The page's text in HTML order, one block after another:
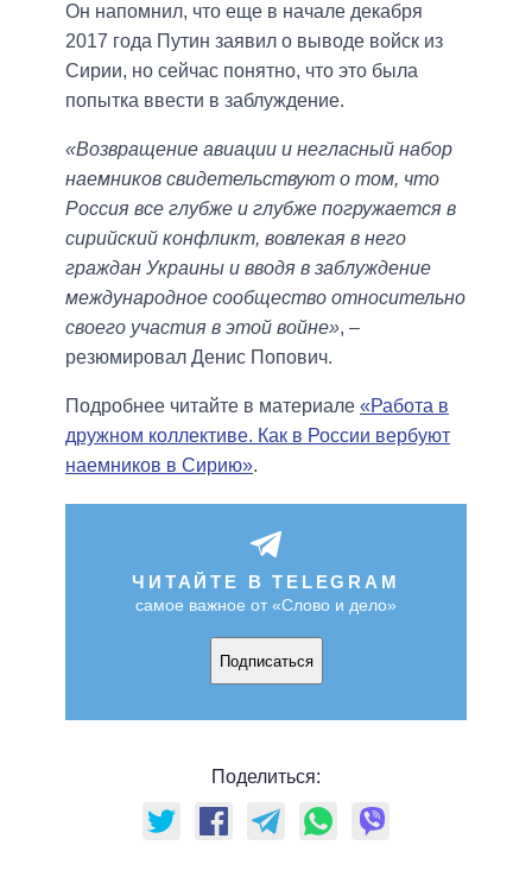
Он напомнил, что еще в начале декабря
2017 года Путин заявил о выводе войск из
Сирии, но сейчас понятно, что это была
попытка ввести в заблуждение.
«Возвращение авиации и негласный набор
наемников свидетельствуют о том, что
Россия все глубже и глубже погружается в
сирийский конфликт, вовлекая в него
граждан Украины и вводя в заблуждение
международное сообщество относительно
своего участия в этой войне», –
резюмировал Денис Попович.
Подробнее читайте в материале «Работа в
дружном коллективе. Как в России вербуют
наемников в Сирию».
ЧИТАЙТЕ В TELEGRAM
самое важное от «Слово и дело»
Подписаться
Поделиться: